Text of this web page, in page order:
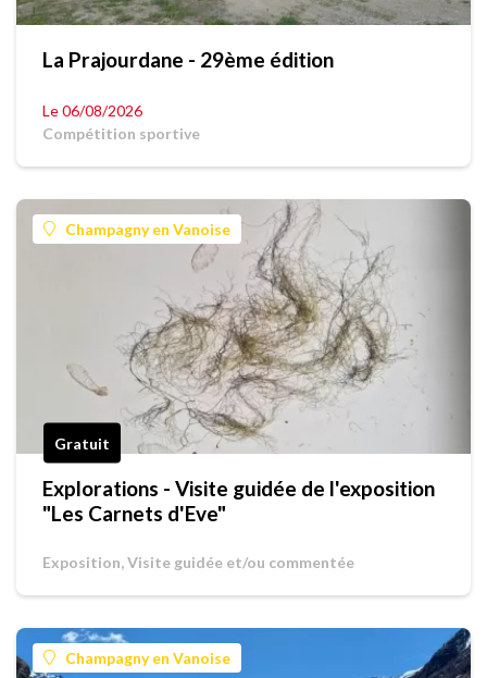
La Prajourdane - 29ème édition
Le 06/08/2026
Compétition sportive
Champagny en Vanoise
Gratuit
Explorations - Visite guidée de l'exposition
"Les Carnets d'Eve"
Exposition, Visite guidée et/ou commentée
Champagny en Vanoise